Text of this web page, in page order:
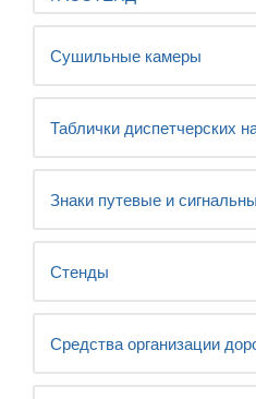
Сушильные камеры
Таблички диспетчерских
Знаки путевые и
Стенды
Средства организации